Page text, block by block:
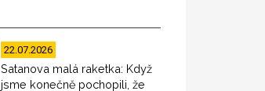
22.07.2026
Satanova malá raketka: Když
jsme konečně pochopili, že